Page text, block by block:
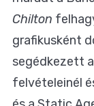
Chilton
grafikusként
segédkezett
felvételeinél